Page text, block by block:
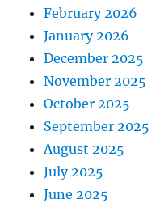
February 2026
January 2026
December 2025
November 2025
October 2025
September 2025
August 2025
July 2025
June 2025